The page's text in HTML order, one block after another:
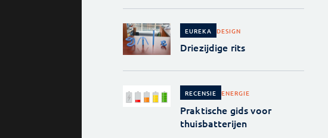
EUREKA DESIGN
Driezijdige rits
RECENSIE ENERGIE
Praktische gids voor
thuisbatterijen